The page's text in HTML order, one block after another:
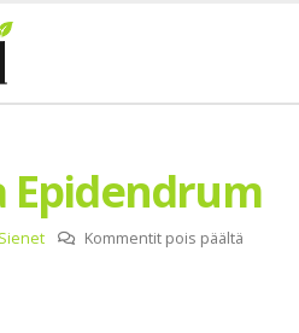
Epidendrum
Sienet Kommentit pois päältä